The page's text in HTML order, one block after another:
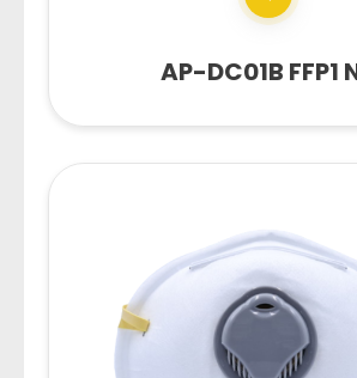
AP-DC01B FFP1